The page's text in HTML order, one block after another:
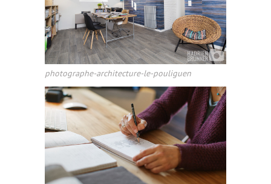
photographe-architecture-le-pouliguen